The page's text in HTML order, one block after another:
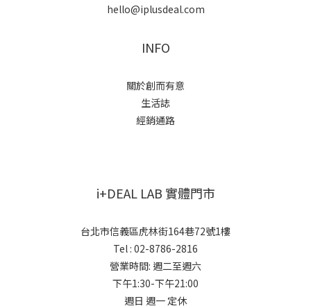
hello@iplusdeal.com
INFO
關於創而有意
生活誌
經銷通路
i+DEAL LAB 實體門市
台北市信義區虎林街164巷72號1樓
Tel : 02-8786-2816
營業時間: 週二至週六
下午1:30-下午21:00
週日 週一 定休